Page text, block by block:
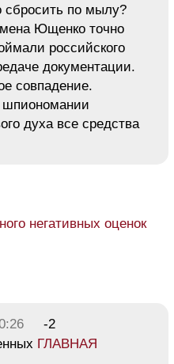
сбросить по мылу?
Ющенко точно
российского
документации.
совпадение.
шпиономании
духа все средства
негативных оценок
-2
ГЛАВНАЯ